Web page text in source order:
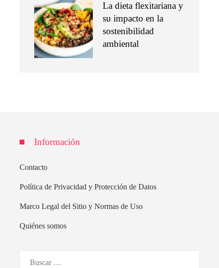
La dieta flexitariana y
su impacto en la
sostenibilidad
ambiental
Información
Contacto
Política de Privacidad y Protección de Datos
Marco Legal del Sitio y Normas de Uso
Quiénes somos